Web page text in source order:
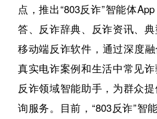
点，推出“803反诈”智能体
答、反诈辞典、反诈资讯、
移动端反诈软件，通过深度
真实电诈案例和生活中常见
反诈领域智能助手，为群众
询服务。目前，“803反诈”智